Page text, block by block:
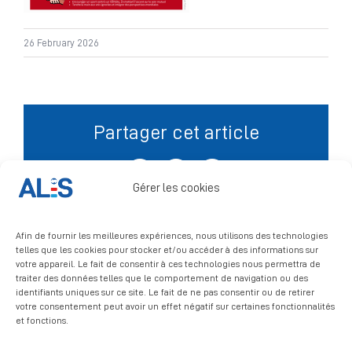
Gérer les cookies
Afin de fournir les meilleures expériences, nous utilisons des technologies
telles que les cookies pour stocker et/ou accéder à des informations sur
votre appareil. Le fait de consentir à ces technologies nous permettra de
traiter des données telles que le comportement de navigation ou des
identifiants uniques sur ce site. Le fait de ne pas consentir ou de retirer
votre consentement peut avoir un effet négatif sur certaines fonctionnalités
et fonctions.
Signalement
26 February 2026
Partager cet article